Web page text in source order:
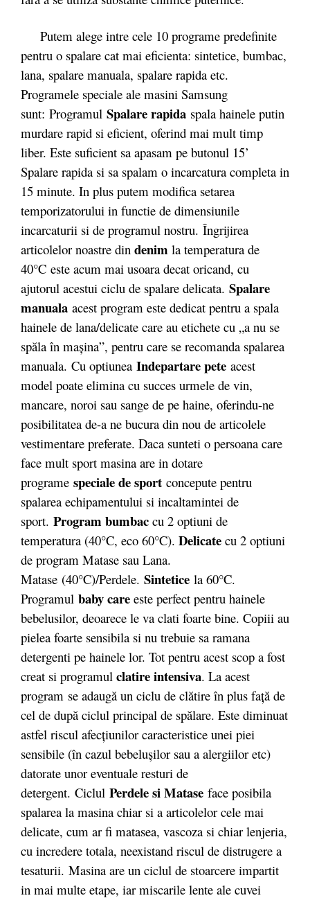
Putem alege intre cele 10 programe predefinite
pentru o spalare cat mai eficienta: sintetice, bumbac,
lana, spalare manuala, spalare rapida etc.
Programele speciale ale masini Samsung
sunt: Programul Spalare rapida spala hainele putin
murdare rapid si eficient, oferind mai mult timp
liber. Este suficient sa apasam pe butonul 15’
Spalare rapida si sa spalam o incarcatura completa in
15 minute. In plus putem modifica setarea
temporizatorului in functie de dimensiunile
incarcaturii si de programul nostru. Îngrijirea
articolelor noastre din denim la temperatura de
40°C este acum mai usoara decat oricand, cu
ajutorul acestui ciclu de spalare delicata. Spalare
manuala acest program este dedicat pentru a spala
hainele de lana/delicate care au etichete cu „a nu se
spăla în maşina”, pentru care se recomanda spalarea
manuala. Cu optiunea Indepartare pete acest
model poate elimina cu succes urmele de vin,
mancare, noroi sau sange de pe haine, oferindu-ne
posibilitatea de-a ne bucura din nou de articolele
vestimentare preferate. Daca sunteti o persoana care
face mult sport masina are in dotare
programe speciale de sport concepute pentru
spalarea echipamentului si incaltamintei de
sport. Program bumbac cu 2 optiuni de
temperatura (40°C, eco 60°C). Delicate cu 2 optiuni
de program Matase sau Lana.
Matase (40°C)/Perdele. Sintetice la 60°C.
Programul baby care este perfect pentru hainele
bebelusilor, deoarece le va clati foarte bine. Copiii au
pielea foarte sensibila si nu trebuie sa ramana
detergenti pe hainele lor. Tot pentru acest scop a fost
creat si programul clatire intensiva. La acest
program se adaugă un ciclu de clătire în plus faţă de
cel de după ciclul principal de spălare. Este diminuat
astfel riscul afecţiunilor caracteristice unei piei
sensibile (în cazul bebeluşilor sau a alergiilor etc)
datorate unor eventuale resturi de
detergent. Ciclul Perdele si Matase face posibila
spalarea la masina chiar si a articolelor cele mai
delicate, cum ar fi matasea, vascoza si chiar lenjeria,
cu incredere totala, neexistand riscul de distrugere a
tesaturii. Masina are un ciclul de stoarcere impartit
in mai multe etape, iar miscarile lente ale cuvei